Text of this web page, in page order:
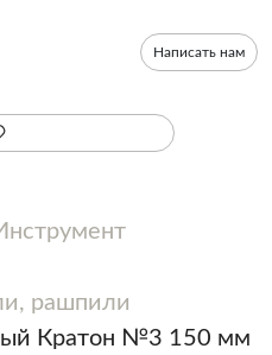
Написать нам
рашпили
Кратон №3 150 мм